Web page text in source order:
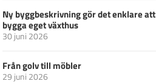
Ny byggbeskrivning gör det enklare att
bygga eget växthus
30 juni 2026
Från golv till möbler
29 juni 2026